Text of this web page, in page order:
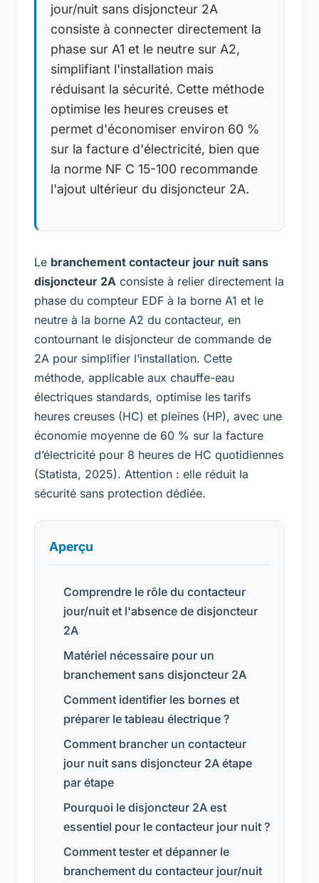
jour/nuit sans disjoncteur 2A
consiste à connecter directement la
phase sur A1 et le neutre sur A2,
simplifiant l'installation mais
réduisant la sécurité. Cette méthode
optimise les heures creuses et
permet d'économiser environ 60 %
sur la facture d'électricité, bien que
la norme NF C 15-100 recommande
l'ajout ultérieur du disjoncteur 2A.
Le branchement contacteur jour nuit sans
disjoncteur 2A consiste à relier directement la
phase du compteur EDF à la borne A1 et le
neutre à la borne A2 du contacteur, en
contournant le disjoncteur de commande de
2A pour simplifier l’installation. Cette
méthode, applicable aux chauffe-eau
électriques standards, optimise les tarifs
heures creuses (HC) et pleines (HP), avec une
économie moyenne de 60 % sur la facture
d’électricité pour 8 heures de HC quotidiennes
(Statista, 2025). Attention : elle réduit la
sécurité sans protection dédiée.
Aperçu
Comprendre le rôle du contacteur
jour/nuit et l'absence de disjoncteur
2A
Matériel nécessaire pour un
branchement sans disjoncteur 2A
Comment identifier les bornes et
préparer le tableau électrique ?
Comment brancher un contacteur
jour nuit sans disjoncteur 2A étape
par étape
Pourquoi le disjoncteur 2A est
essentiel pour le contacteur jour nuit ?
Comment tester et dépanner le
branchement du contacteur jour/nuit